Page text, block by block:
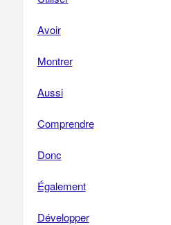
Avoir
Montrer
Aussi
Comprendre
Donc
Également
Développer